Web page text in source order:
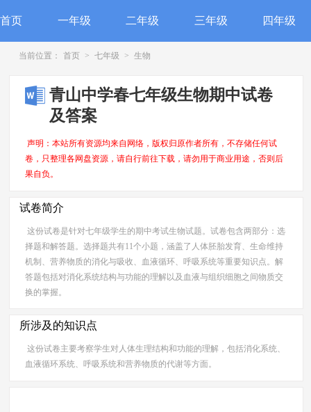
首页 一年级 二年级 三年级 四年级
当前位置： 首页 > 七年级 > 生物
青山中学春七年级生物期中试卷
及答案
声明：本站所有资源均来自网络，版权归原作者所有，不存储任何试
卷，只整理各网盘资源，请自行前往下载，请勿用于商业用途，否则后
果自负。
试卷简介
这份试卷是针对七年级学生的期中考试生物试题。试卷包含两部分：选
择题和解答题。选择题共有11个小题，涵盖了人体胚胎发育、生命维持
机制、营养物质的消化与吸收、血液循环、呼吸系统等重要知识点。解
答题包括对消化系统结构与功能的理解以及血液与组织细胞之间物质交
换的掌握。
所涉及的知识点
这份试卷主要考察学生对人体生理结构和功能的理解，包括消化系统、
血液循环系统、呼吸系统和营养物质的代谢等方面。